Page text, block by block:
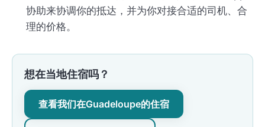
协助来协调你的抵达，并为你对接合适的司机、合
理的价格。
想在当地住宿吗？
查看我们在Guadeloupe的住宿